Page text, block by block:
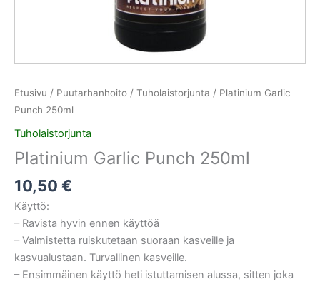
Etusivu / Puutarhanhoito / Tuholaistorjunta / Platinium Garlic
Punch 250ml
Tuholaistorjunta
Platinium Garlic Punch 250ml
10,50 €
Käyttö:
– Ravista hyvin ennen käyttöä
– Valmistetta ruiskutetaan suoraan kasveille ja
kasvualustaan. Turvallinen kasveille.
– Ensimmäinen käyttö heti istuttamisen alussa, sitten joka